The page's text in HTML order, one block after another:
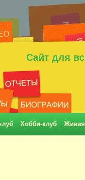
Сайт для
Хобби-клуб Живая